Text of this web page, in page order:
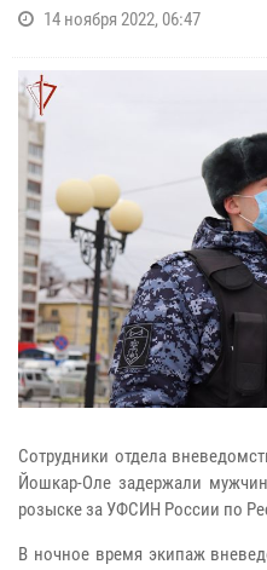
14 ноября 2022, 06:47
Сотрудники отдела
Йошкар-Оле задержали
розыске за УФСИН России по
В ночное время экипаж